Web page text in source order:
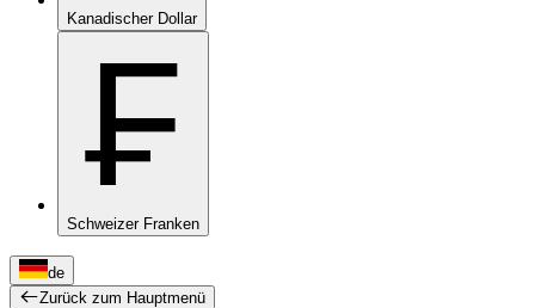
Kanadischer Dollar
₣
Schweizer Franken
de
Zurück zum Hauptmenü